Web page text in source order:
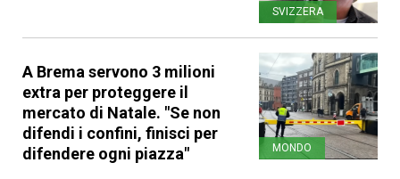
SVIZZERA
A Brema servono 3 milioni
extra per proteggere il
mercato di Natale. "Se non
difendi i confini, finisci per
difendere ogni piazza"
MONDO